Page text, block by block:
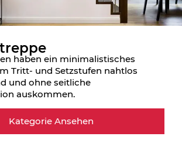
haben ein minimalistisches
Tritt- und Setzstufen nahtlos
und ohne seitliche
auskommen.
Kategorie Ansehen